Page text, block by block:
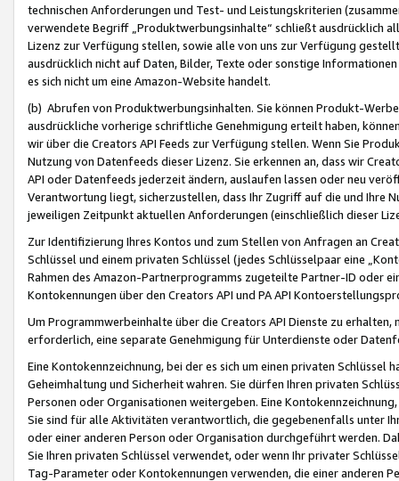
technischen Anforderungen und Test- und Leistungskriterien
verwendete Begriff „Produktwerbungsinhalte“ schließt ausdrücklich
Lizenz zur Verfügung stellen, sowie alle von uns zur Verfügung
ausdrücklich nicht auf Daten, Bilder, Texte oder sonstige
es sich nicht um eine Amazon-Website handelt.
(b) Abrufen von Produktwerbungsinhalten. Sie können Produkt-
ausdrückliche vorherige schriftliche Genehmigung erteilt haben,
wir über die Creators API Feeds zur Verfügung stellen. Wenn Sie
Nutzung von Datenfeeds dieser Lizenz. Sie erkennen an, dass wir
API oder Datenfeeds jederzeit ändern, auslaufen lassen oder neu
Verantwortung liegt, sicherzustellen, dass Ihr Zugriff auf die und Ihre
jeweiligen Zeitpunkt aktuellen Anforderungen (einschließlich dieser
Zur Identifizierung Ihres Kontos und zum Stellen von Anfragen an
Schlüssel und einem privaten Schlüssel (jedes Schlüsselpaar eine
Rahmen des Amazon-Partnerprogramms zugeteilte Partner-ID oder
Kontokennungen über den Creators API und PA API
Um Programmwerbeinhalte über die Creators API Dienste zu
erforderlich, eine separate Genehmigung für Unterdienste oder
Eine Kontokennzeichnung, bei der es sich um einen privaten
Geheimhaltung und Sicherheit wahren. Sie dürfen Ihren privaten
Personen oder Organisationen weitergeben. Eine
Sie sind für alle Aktivitäten verantwortlich, die gegebenenfalls unter
oder einer anderen Person oder Organisation durchgeführt werden.
Sie Ihren privaten Schlüssel verwendet, oder wenn Ihr privater
Tag-Parameter oder Kontokennungen verwenden, die einer anderen